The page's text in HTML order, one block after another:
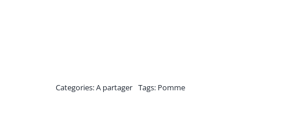
Categories:A partager Tags: Pomme